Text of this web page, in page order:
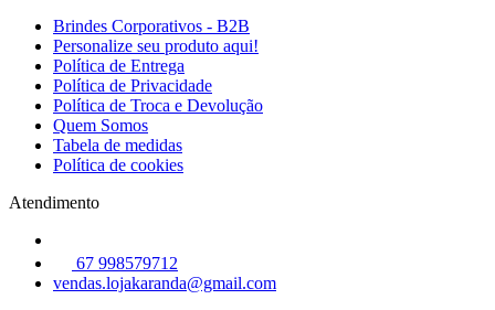
Brindes Corporativos - B2B
Personalize seu produto aqui!
Política de Entrega
Política de Privacidade
Política de Troca e Devolução
Quem Somos
Tabela de medidas
Política de cookies
Atendimento
67 998579712
vendas.lojakaranda@gmail.com